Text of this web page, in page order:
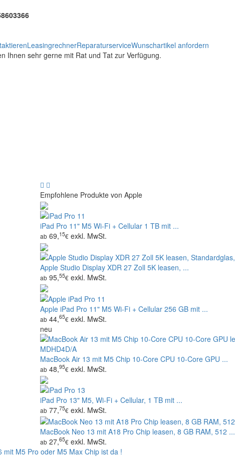
LeasingrechnerReparaturserviceWunschartikel anfordern
Ihnen sehr gerne mit Rat und Tat zur Verfügung.
Empfohlene Produkte von Apple
iPad Pro 11" M5 Wi‑Fi + Cellular 1 TB mit ...
ab 69,15€ exkl. MwSt.
Apple Studio Display XDR 27 Zoll 5K leasen, ...
ab 95,55€ exkl. MwSt.
Apple iPad Pro 11" M5 Wi‑Fi + Cellular 256 GB mit ...
ab 44,65€ exkl. MwSt.
neu
MacBook Air 13 mit M5 Chip 10-Core CPU 10-Core GPU ...
ab 48,95€ exkl. MwSt.
iPad Pro 13" M5, Wi‑Fi + Cellular, 1 TB mit ...
ab 77,75€ exkl. MwSt.
MacBook Neo 13 mit A18 Pro Chip leasen, 8 GB RAM, 512 ...
ab 27,65€ exkl. MwSt.
mit M5 Pro oder M5 Max Chip ist da !